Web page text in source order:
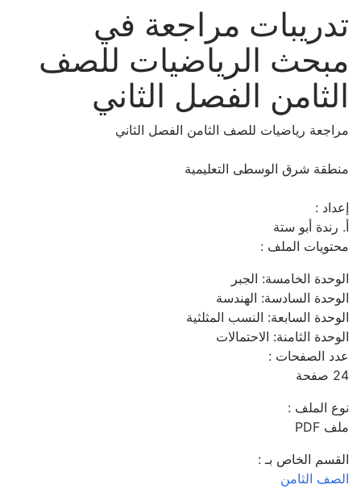
تدريبات مراجعة في
مبحث الرياضيات للصف
الثامن الفصل الثاني
مراجعة رياضيات للصف الثامن الفصل الثاني
منطقة شرق الوسطى التعليمية
إعداد :
أ. رندة أبو ستة
محتويات الملف :
الوحدة الخامسة: الجبر
الوحدة السادسة: الهندسة
الوحدة السابعة: النسب المثلثية
الوحدة الثامنة: الاحتمالات
عدد الصفحات :
24 صفحة
نوع الملف :
ملف PDF
القسم الخاص بـ :
الصف الثامن